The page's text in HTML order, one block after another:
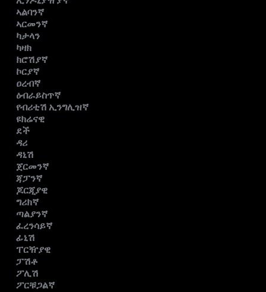
ኣልባንኛ
ኣርመንኛ
ካታላን
ካዛክ
ክሮሽያኛ
ኮርያኛ
ዐረብኛ
ዕብራይስጥኛ
የብሪቲሽ ኢንግሊዝኛ
ዩክሬናዊ
ደች
ዳሪ
ዳኒሽ
ጀርመንኛ
ጃፓንኛ
ጆርጂያዊ
ግሪክኛ
ጣልያንኛ
ፈረንሳይኛ
ፊኒሽ
ፐርዥያዊ
ፓሽቶ
ፖሊሽ
ፖርቹጋልኛ